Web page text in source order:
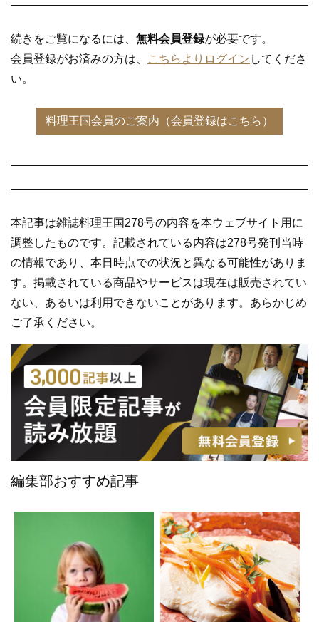
k
続きをご覧になるには、 無料会員登録が必要です。
会員登録がお済みの方は、
こちらよりログイン してくださ
い。
本記事は雑誌料理王国278号の内容を本ウェブサイト用に
調整したものです。記載されている内容は278号発刊当時
の情報であり、本日時点での状況と異なる可能性がありま
す。掲載されている商品やサービスは現在は販売されてい
ない、あるいは利用できないことがあります。あらかじめ
ご了承ください。
編集部おすすめ記事